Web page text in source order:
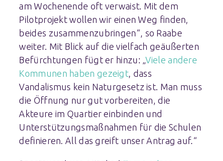
am Wochenende oft verwaist. Mit dem
Pilotprojekt wollen wir einen Weg finden,
beides zusammenzubringen“, so Raabe
weiter. Mit Blick auf die vielfach geäußerten
Befürchtungen fügt er hinzu: „Viele andere
Kommunen haben gezeigt , dass
Vandalismus kein Naturgesetz ist. Man muss
die Öffnung nur gut vorbereiten, die
Akteure im Quartier einbinden und
Unterstützungsmaßnahmen für die Schulen
definieren. All das greift unser Antrag auf.“